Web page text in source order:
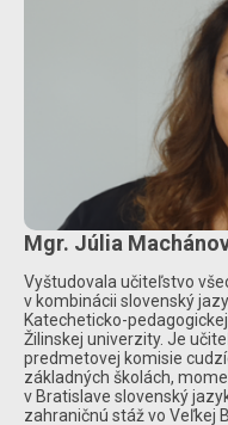
Mgr. Júlia
Vyštudovala učiteľstvo
v kombinácii slovenský
Katecheticko-
Žilinskej univerzity. Je
predmetovej komisie
základných školách,
v Bratislave slovenský
zahraničnú stáž vo Veľkej